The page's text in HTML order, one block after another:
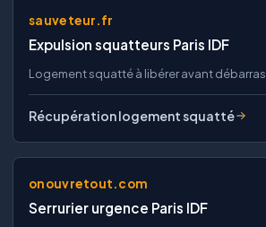
sauveteur.fr
Expulsion squatteurs Paris IDF
Logement squatté à libérer avant débarras.
Récupération logement squatté
onouvretout.com
Serrurier urgence Paris IDF